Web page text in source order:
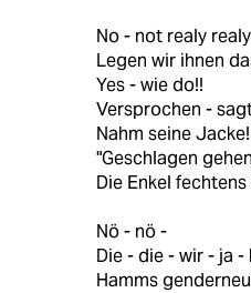
No - not realy
Legen wir ihnen
Yes - wie do!!
Versprochen -
Nahm seine
"Geschlagen
Die Enkel
Nö - nö -
Die - die - wir - ja -
Hamms